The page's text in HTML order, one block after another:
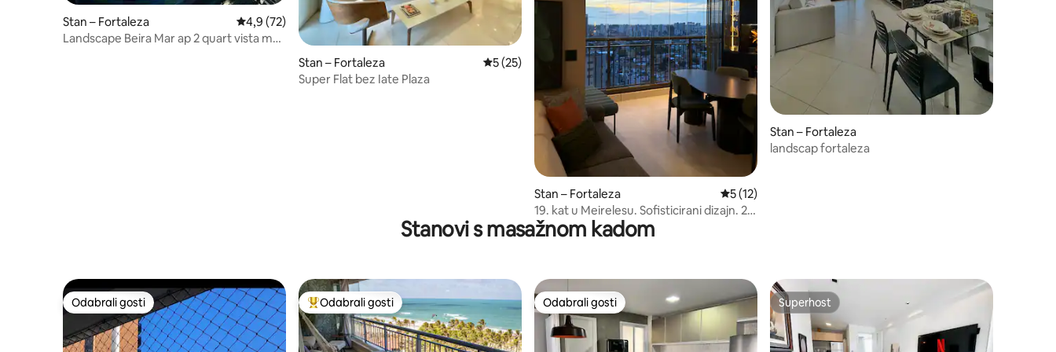
Stan – Fortaleza Prosječna ocjena: 4,9/5, recenzija: 72
4,9 (72)
Landscape Beira Mar ap 2 quart vista mar
Stan – Fortaleza Prosječna ocjena: 5/5, recenzija: 25
5 (25)
Super Flat bez Iate Plaza
Stan – Fortaleza Prosječna ocjena: 5/5, recenzija: 12
5 (12)
19. kat u Meirelesu. Sofisticirani dizajn. 2
spavaće sobe
Stan – Fortaleza
landscap fortaleza
Stanovi s masažnom kadom
Odabrali gosti
Odabrali gosti Među najviše rangiranima s oznakom „Odabrali gosti”
Odabrali gosti Odabrali gosti
Odabrali gosti Superhost
Superhost